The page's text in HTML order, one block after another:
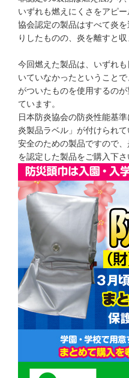
いずれも燃えにくさをアピー
協会認定の製品はすべて炎
りしたものの、炎を離すと収
今回燃えた製品は、いずれ
いていなかったということ
がついたものを使用するの
ています。
日本防炎協会の防炎性能基
炎製品ラベル」が付けられて
安全のための製品ですので
を認定した製品をご購入下さ